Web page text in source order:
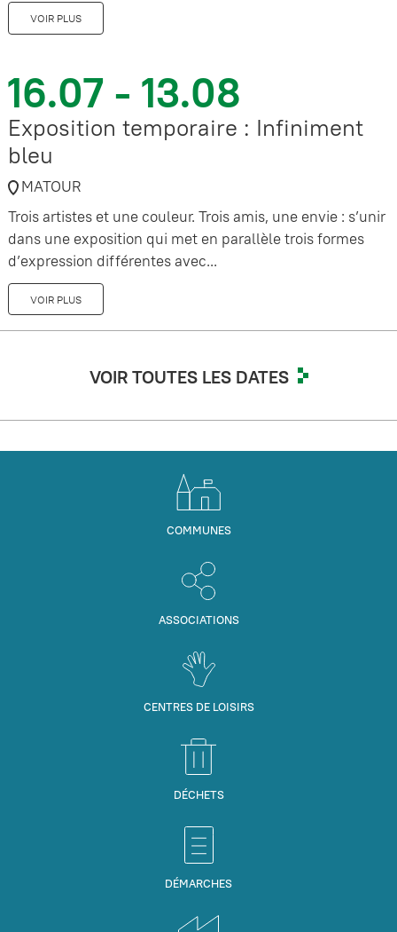
VOIR PLUS
16.07 - 13.08
Exposition temporaire : Infiniment
bleu
MATOUR
Trois artistes et une couleur. Trois amis, une envie : s’unir
dans une exposition qui met en parallèle trois formes
d’expression différentes avec...
VOIR PLUS
VOIR TOUTES LES DATES
COMMUNES
ASSOCIATIONS
CENTRES DE LOISIRS
DÉCHETS
DÉMARCHES